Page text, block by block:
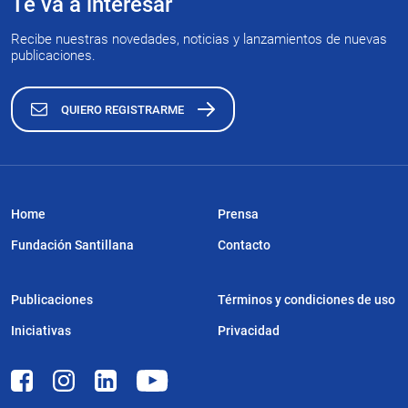
Recibe nuestras novedades, noticias y lanzamientos de nuevas
publicaciones.
QUIERO REGISTRARME
Home
Fundación Santillana
Publicaciones
Iniciativas
Prensa
Contacto
Términos y condiciones de uso
Privacidad